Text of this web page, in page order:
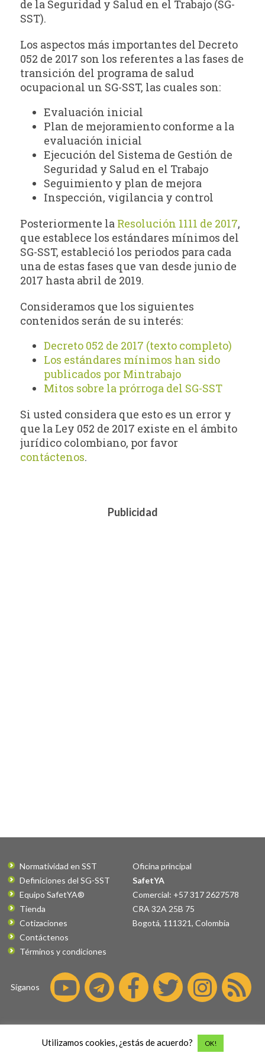
de la Seguridad y Salud en el Trabajo (SG-
SST).
Los aspectos más importantes del Decreto
052 de 2017 son los referentes a las fases de
transición del programa de salud
ocupacional un SG-SST, las cuales son:
Evaluación inicial
Plan de mejoramiento conforme a la
evaluación inicial
Ejecución del Sistema de Gestión de
Seguridad y Salud en el Trabajo
Seguimiento y plan de mejora
Inspección, vigilancia y control
Posteriormente la Resolución 1111 de 2017,
que establece los estándares mínimos del
SG-SST, estableció los periodos para cada
una de estas fases que van desde junio de
2017 hasta abril de 2019.
Consideramos que los siguientes
contenidos serán de su interés:
Decreto 052 de 2017 (texto completo)
Los estándares mínimos han sido
publicados por Mintrabajo
Mitos sobre la prórroga del SG-SST
Si usted considera que esto es un error y
que la Ley 052 de 2017 existe en el ámbito
jurídico colombiano, por favor
contáctenos.
Publicidad
Normatividad en SST
Definiciones del SG-SST
Equipo SafetYA®
Tienda
Cotizaciones
Contáctenos
Términos y condiciones
Oficina principal
SafetYA
Comercial: +57 317 2627578
CRA 32A 25B 75
Bogotá, 111321, Colombia
Síganos
©2026 SafetYA® es una marca
Fatus S.A.S.Todos los
Utilizamos cookies, ¿estás de acuerdo? OK!